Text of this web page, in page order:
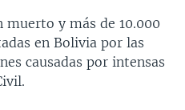
muerto y más de 10.000
en Bolivia por las
causadas por intensas